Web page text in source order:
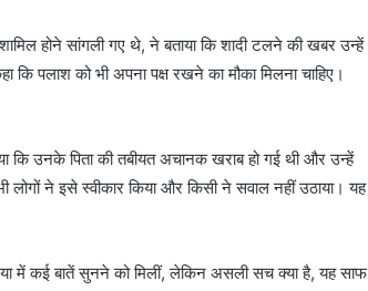
होने सांगली गए थे, ने बताया कि शादी टलने की खबर उन्हें
कि पलाश को भी अपना पक्ष रखने का मौका मिलना चाहिए।
कि उनके पिता की तबीयत अचानक खराब हो गई थी और उन्हें
लोगों ने इसे स्वीकार किया और किसी ने सवाल नहीं उठाया। यह
में कई बातें सुनने को मिलीं, लेकिन असली सच क्या है, यह साफ